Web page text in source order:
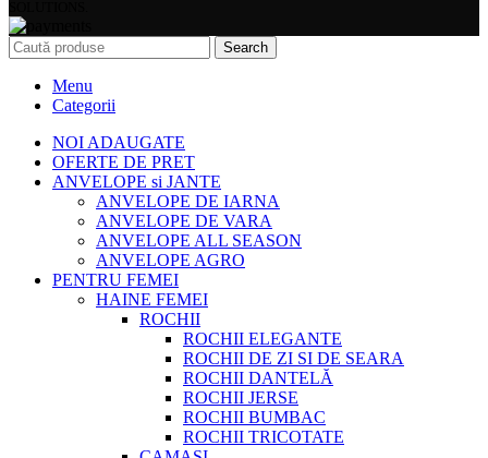
Search
Menu
Categorii
NOI ADAUGATE
OFERTE DE PRET
ANVELOPE si JANTE
ANVELOPE DE IARNA
ANVELOPE DE VARA
ANVELOPE ALL SEASON
ANVELOPE AGRO
PENTRU FEMEI
HAINE FEMEI
ROCHII
ROCHII ELEGANTE
ROCHII DE ZI SI DE SEARA
ROCHII DANTELĂ
ROCHII JERSE
ROCHII BUMBAC
ROCHII TRICOTATE